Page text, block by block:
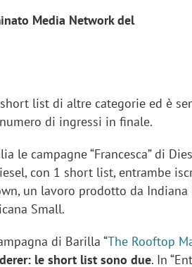
Media Network del
list di altre categorie ed è
di ingressi in finale.
le campagne “Francesca” di
con 1 short list, entrambe
un lavoro prodotto da
Small.
di Barilla “The Rooftop
le short list sono due. In